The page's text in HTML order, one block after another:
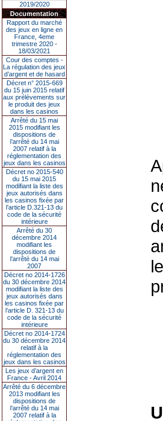
2019/2020
Documentation
Rapport du marché
des jeux en ligne en
France, 4eme
trimestre 2020 -
18/03/2021
Cour des comptes -
La régulation des jeux
d’argent et de hasard
Décret n° 2015-669
du 15 juin 2015 relatif
aux prélèvements sur
le produit des jeux
dans les casinos
Arrêté du 15 mai
2015 modifiant les
dispositions de
l’arrêté du 14 mai
2007 relatif à la
réglementation des
jeux dans les casinos
Décret no 2015-540
du 15 mai 2015
modifiant la liste des
jeux autorisés dans
les casinos fixée par
l’article D.321-13 du
code de la sécurité
intérieure
Arrêté du 30
décembre 2014
modifiant les
dispositions de
l’arrêté du 14 mai
2007
Décret no 2014-1726
du 30 décembre 2014
modifiant la liste des
jeux autorisés dans
les casinos fixée par
l’article D. 321-13 du
code de la sécurité
intérieure
Décret no 2014-1724
du 30 décembre 2014
relatif à la
réglementation des
jeux dans les casinos
Les jeux d’argent en
France - Avril 2014
Arrêté du 6 décembre
2013 modifiant les
dispositions de
l’arrêté du 14 mai
2007 relatif à la